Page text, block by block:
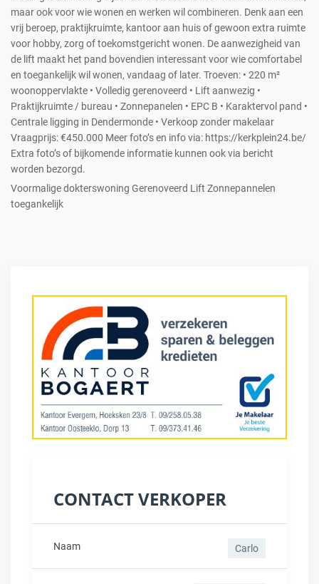
maar ook voor wie wonen en werken wil combineren. Denk aan een
vrij beroep, praktijkruimte, kantoor aan huis of gewoon extra ruimte
voor hobby, zorg of toekomstgericht wonen. De aanwezigheid van
de lift maakt het pand bovendien interessant voor wie comfortabel
en toegankelijk wil wonen, vandaag of later. Troeven: • 220 m²
woonoppervlakte • Volledig gerenoveerd • Lift aanwezig •
Praktijkruimte / bureau • Zonnepanelen • EPC B • Karaktervol pand •
Centrale ligging in Dendermonde • Verkoop zonder makelaar
Vraagprijs: €450.000 Meer foto’s en info via: https://kerkplein24.be/
Extra foto’s of bijkomende informatie kunnen ook via bericht
worden bezorgd.
Voormalige dokterswoning Gerenoveerd Lift Zonnepannelen
toegankelijk
CONTACT VERKOPER
Naam Carlo